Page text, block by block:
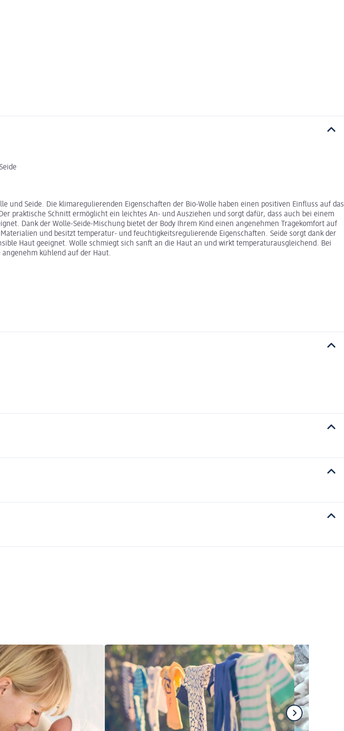
und Seide. Die klimaregulierenden Eigenschaften der Bio-Wolle haben einen positiven Einfluss auf das
praktische Schnitt ermöglicht ein leichtes An- und Ausziehen und sorgt dafür, dass auch bei einem
Dank der Wolle-Seide-Mischung bietet der Body Ihrem Kind einen angenehmen Tragekomfort auf
und besitzt temperatur- und feuchtigkeitsregulierende Eigenschaften. Seide sorgt dank der
Haut geeignet. Wolle schmiegt sich sanft an die Haut an und wirkt temperaturausgleichend. Bei
kühlend auf der Haut.